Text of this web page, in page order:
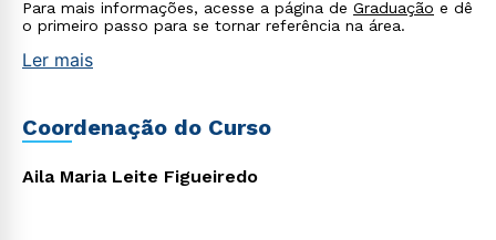
Para mais informações, acesse a página de Graduação e dê
o primeiro passo para se tornar referência na área.
Ler mais
Coordenação do Curso
Aila Maria Leite Figueiredo